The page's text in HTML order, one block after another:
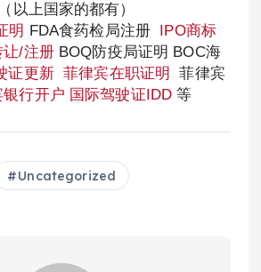
以上国家的都有）
明 FDA食药检局注册 IPO商标
让/注册BOQ防疫局证明 BOC海
证更新 菲律宾在职证明
菲律宾
银行开户 国际驾驶证IDD 等
Uncategorized